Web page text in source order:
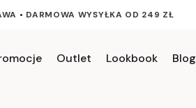
• DARMOWA WYSYŁKA OD 249 ZŁ
Outlet Lookbook Blog